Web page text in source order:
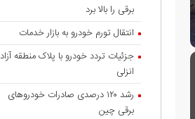
برقی را بالا برد
انتقال تورم خودرو به بازار خدمات
جزئیات تردد خودرو با پلاک منطقه آزاد
انزلی
رشد ۱۲۰ درصدی صادرات خودروهای
برقی چین